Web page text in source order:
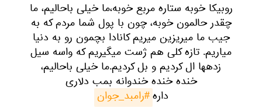
روبیکا خوبه ستاره مربع خوبه،ما خیلی باحالیم، ما
چقدر حالمون خوبه، چون با پول شما مردم که به
جیب ما میریزین میریم کانادا بچمون رو به دنیا
میاریم. تازه کلی هم ژست میگیریم که واسه سیل
زدهها ال کردیم و بل کردیم.ما خیلی باحالیم،
خنده خنده خندوانه بمب دلاری
داره#رامبد_جوان